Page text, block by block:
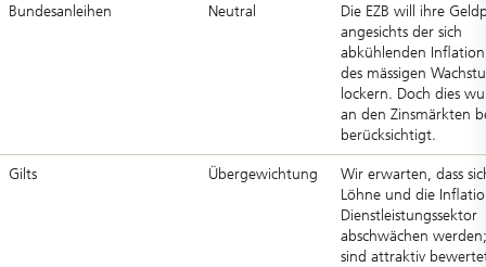
Bundesanleihen Neutral
Die EZB will ihre
angesichts der sich
abkühlenden
des mässigen
lockern. Doch dies
an den Zinsmärkten
berücksichtigt.
Gilts Übergewichtung
Wir erwarten, dass
Löhne und die
Dienstleistungssektor
abschwächen
sind attraktiv